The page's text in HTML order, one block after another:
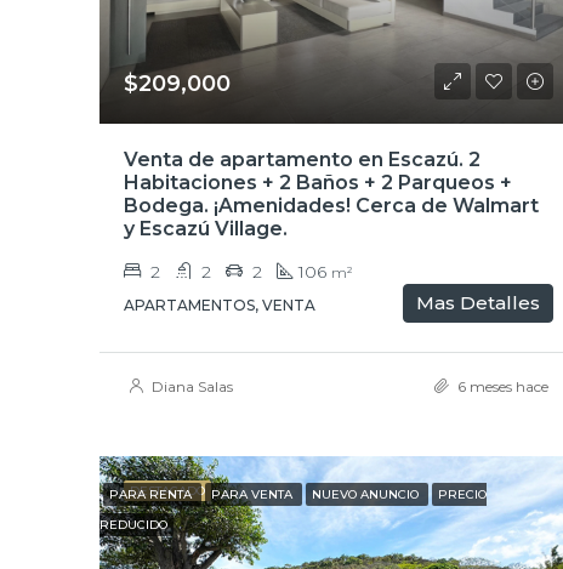
$209,000
Venta de apartamento en Escazú. 2
Habitaciones + 2 Baños + 2 Parqueos +
Bodega. ¡Amenidades! Cerca de Walmart
y Escazú Village.
2 2 2 106 m²
APARTAMENTOS, VENTA
Mas Detalles
Diana Salas 6 meses hace
DESTACADO
PARA RENTA PARA VENTA NUEVO ANUNCIO
PRECIO
REDUCIDO